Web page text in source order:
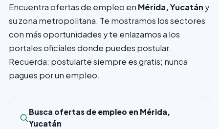
Encuentra ofertas de empleo en Mérida, Yucatán y
su zona metropolitana. Te mostramos los sectores
con más oportunidades y te enlazamos a los
portales oficiales donde puedes postular.
Recuerda: postularte siempre es gratis; nunca
pagues por un empleo.
Busca ofertas de empleo en Mérida,
Yucatán